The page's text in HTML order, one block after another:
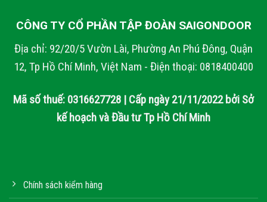
CÔNG TY CỔ PHẦN TẬP ĐOÀN SAIGONDOOR
Địa chỉ: 92/20/5 Vườn Lài, Phường An Phú Đông, Quận
12, Tp Hồ Chí Minh, Việt Nam - Điện thoại: 0818400400
Mã số thuế: 0316627728 | Cấp ngày 21/11/2022 bởi Sở
kế hoạch và Đầu tư Tp Hồ Chí Minh
Chính sách kiểm hàng